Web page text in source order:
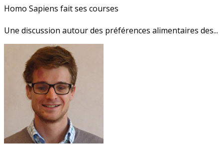
Homo Sapiens fait ses courses
Une discussion autour des préférences alimentaires des...